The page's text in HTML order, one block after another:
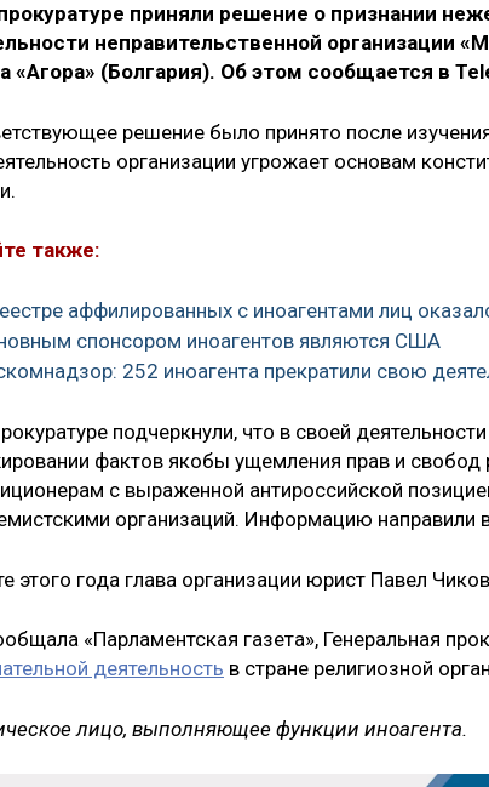
приняли решение о признании
неправительственной организации
«Агора» (Болгария). Об этом сообщается в
решение было принято после
организации угрожает основам
также:
аффилированных с иноагентами лиц
спонсором иноагентов являются США
252 иноагента прекратили свою
подчеркнули, что в своей
фактов якобы ущемления прав и
с выраженной антироссийской
организаций. Информацию направили
этого года глава организации юрист Павел
«Парламентская газета», Генеральная
деятельность в стране религиозной
лицо, выполняющее функции иноагента.